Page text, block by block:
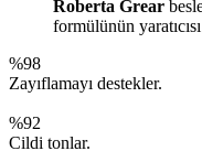
Roberta Grear
formülünün yaratıcısı
%98
Zayıflamayı destekler.
%92
Cildi tonlar.